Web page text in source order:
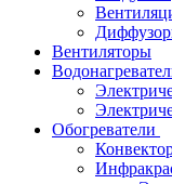
Вентиляторы
Обогреватели